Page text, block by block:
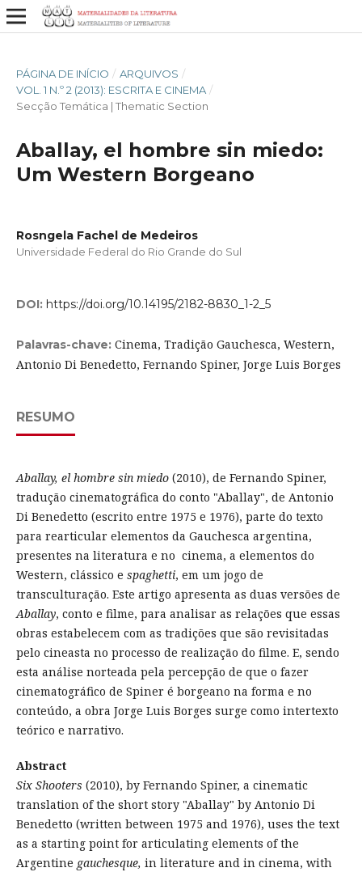
PÁGINA DE INÍCIO / ARQUIVOS /
VOL. 1 N.º 2 (2013): ESCRITA E CINEMA /
Secção Temática | Thematic Section
Aballay, el hombre sin miedo:
Um Western Borgeano
Rosngela Fachel de Medeiros
Universidade Federal do Rio Grande do Sul
DOI: https://doi.org/10.14195/2182-8830_1-2_5
Palavras-chave: Cinema, Tradição Gauchesca, Western,
Antonio Di Benedetto, Fernando Spiner, Jorge Luis Borges
RESUMO
Aballay, el hombre sin miedo (2010), de Fernando Spiner,
tradução cinematográfica do conto "Aballay", de Antonio
Di Benedetto (escrito entre 1975 e 1976), parte do texto
para rearticular elementos da Gauchesca argentina,
presentes na literatura e no cinema, a elementos do
Western, clássico e spaghetti, em um jogo de
transculturação. Este artigo apresenta as duas versões de
Aballay, conto e filme, para analisar as relações que essas
obras estabelecem com as tradições que são revisitadas
pelo cineasta no processo de realização do filme. E, sendo
esta análise norteada pela percepção de que o fazer
cinematográfico de Spiner é borgeano na forma e no
conteúdo, a obra Jorge Luis Borges surge como intertexto
teórico e narrativo.
Abstract
Six Shooters (2010), by Fernando Spiner, a cinematic
translation of the short story "Aballay" by Antonio Di
Benedetto (written between 1975 and 1976), uses the text
as a starting point for articulating elements of the
Argentine gauchesque, in literature and in cinema, with